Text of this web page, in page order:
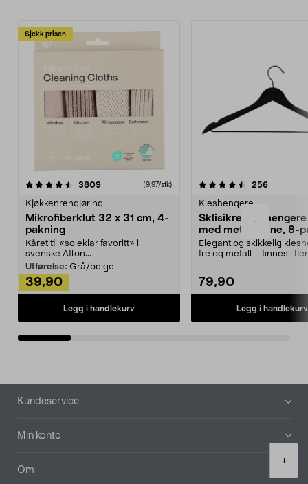
-
+
Sjekk prisen
3809anmeldelser(9,97/stk)
Kjøkkenrengjøring
Mikrofiberklut 32 x 31 cm, 4-
pakning
Kåret til «soleklar favoritt» i
svenske Afton...
Utførelse: Grå/beige
39,90
Legg i handlekurv
4.5av 5 stjerner 256
Kleshengere
Sklisikre
med metallpinne, 8-
Elegant og skikkelig
tre og metall – finnes i
79,90
Legg i handlekurv
4.5av 5 stjerner
Bunntekst
Kundeservice
Min konto
Om